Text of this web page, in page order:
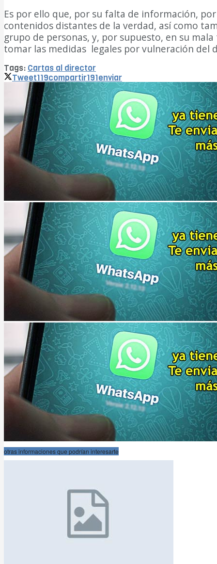
Es por ello que, por su falta de información,
contenidos distantes de la verdad, así como
grupo de personas, y, por supuesto, en su
tomar las medidas legales por vulneración del
Tags: Cartas al director
Tweet119compartir191enviar
otras informaciones que podrían interesarte